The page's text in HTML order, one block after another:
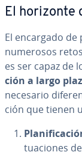
El horizonte
El encargado
numerosos
es ser capaz de
ción a largo
necesario
ción que tienen
tua­cio­nes